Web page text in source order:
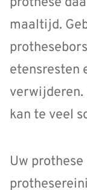
maaltijd.
etensresten
verwijderen.
kan te veel
Uw